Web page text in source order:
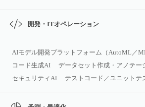
開発・ITオペレーション
AIモデル開発プラットフォーム（AutoML／
コード生成AI
データセット作成・アノテー
セキュリティAI
テストコード／ユニットテ